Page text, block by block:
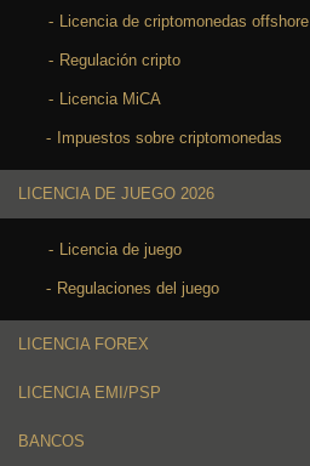
Licencia de criptomonedas offshore
Regulación cripto
Licencia MiCA
Impuestos sobre criptomonedas
LICENCIA DE JUEGO 2026
Licencia de juego
Regulaciones del juego
LICENCIA FOREX
LICENCIA EMI/PSP
BANCOS